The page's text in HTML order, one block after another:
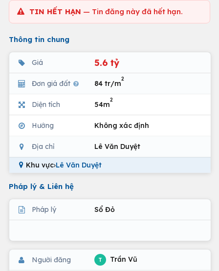
TIN HẾT HẠN — Tin đăng này đã hết hạn.
Thông tin chung
Giá 5.6 tỷ
Đơn giá đất 84 tr/m
2
Diện tích 54m
2
Hướng Không xác định
Địa chỉ Lê Văn Duyệt
Khu vực›Lê Văn Duyệt
Pháp lý & Liên hệ
Pháp lý Sổ Đỏ
Người đăng T Trần Vũ